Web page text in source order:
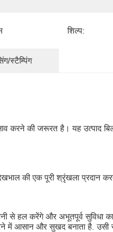
शिल्प:
स्टैम्पिंग
करने की जरूरत है। यह उत्पाद
की एक पूरी श्रृंखला प्रदान
से हल करेंगे और अभूतपूर्व
आसान और सुखद बनाता है. उसी